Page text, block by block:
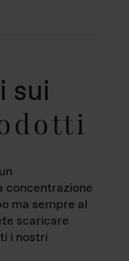
sui
concentrazione
ma sempre al
scaricare
i nostri